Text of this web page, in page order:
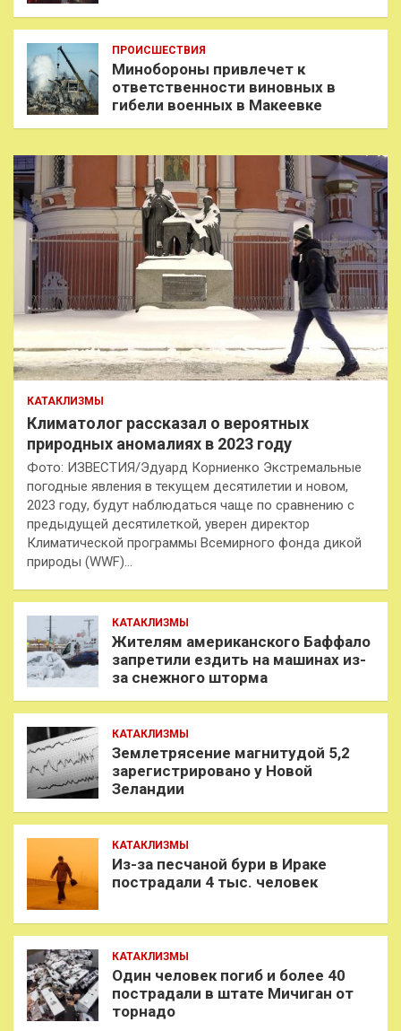
ПРОИСШЕСТВИЯ
Минобороны привлечет к
ответственности виновных в
гибели военных в Макеевке
КАТАКЛИЗМЫ
Климатолог рассказал о вероятных
природных аномалиях в 2023 году
Фото: ИЗВЕСТИЯ/Эдуард Корниенко Экстремальные
погодные явления в текущем десятилетии и новом,
2023 году, будут наблюдаться чаще по сравнению с
предыдущей десятилеткой, уверен директор
Климатической программы Всемирного фонда дикой
природы (WWF)…
КАТАКЛИЗМЫ
Жителям американского Баффало
запретили ездить на машинах из-
за снежного шторма
КАТАКЛИЗМЫ
Землетрясение магнитудой 5,2
зарегистрировано у Новой
Зеландии
КАТАКЛИЗМЫ
Из-за песчаной бури в Ираке
пострадали 4 тыс. человек
КАТАКЛИЗМЫ
Один человек погиб и более 40
пострадали в штате Мичиган от
торнадо